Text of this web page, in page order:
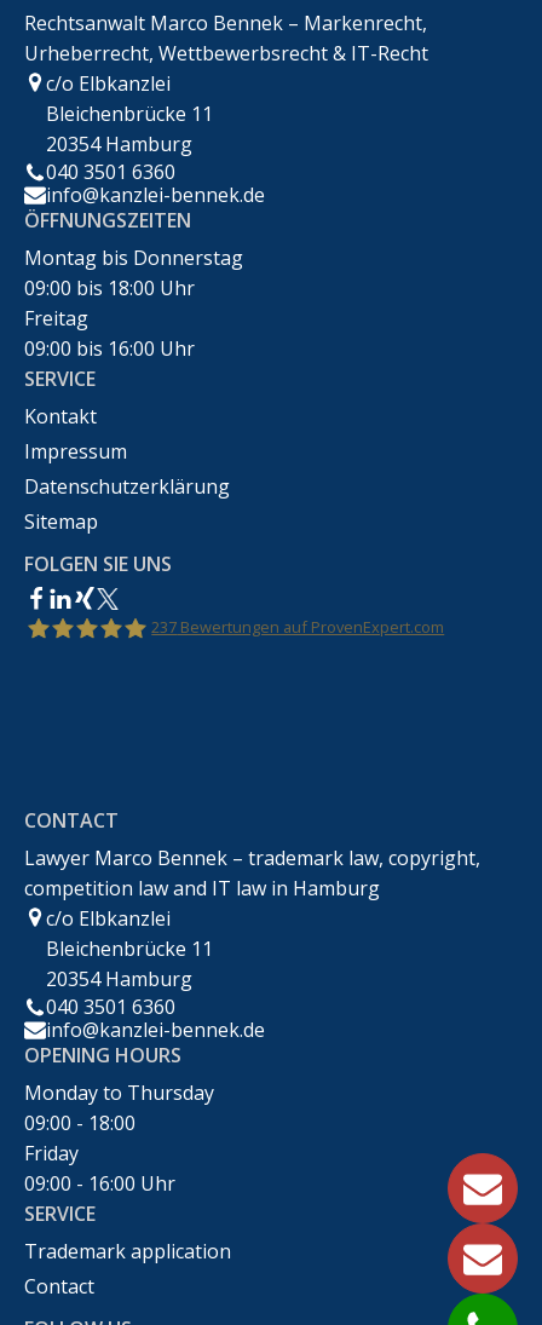
Rechtsanwalt Marco Bennek – Markenrecht,
Urheberrecht, Wettbewerbsrecht & IT-Recht
c/o Elbkanzlei
Bleichenbrücke 11
20354 Hamburg
040 3501 6360
info@kanzlei-bennek.de
ÖFFNUNGSZEITEN
Montag bis Donnerstag
09:00 bis 18:00 Uhr
Freitag
09:00 bis 16:00 Uhr
SERVICE
Kontakt
Impressum
Datenschutzerklärung
Sitemap
FOLGEN SIE UNS
237 Bewertungen auf ProvenExpert.com
CONTACT
Lawyer Marco Bennek – trademark law, copyright,
competition law and IT law in Hamburg
c/o Elbkanzlei
Bleichenbrücke 11
20354 Hamburg
040 3501 6360
info@kanzlei-bennek.de
OPENING HOURS
Monday to Thursday
09:00 - 18:00
Friday
09:00 - 16:00 Uhr
SERVICE
Trademark application
Contact